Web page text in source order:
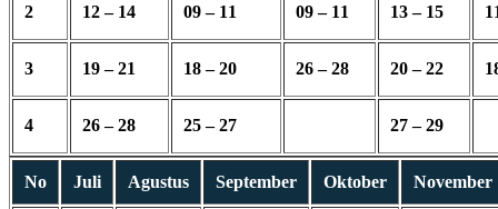
2 12 – 14 09 – 11 09 – 11 13 – 15
3 19 – 21 18 – 20 26 – 28 20 – 22
4 26 – 28 25 – 27 27 – 29
No Juli Agustus September Oktober November